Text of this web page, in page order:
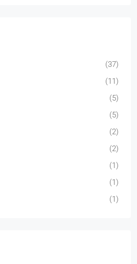
(37)
(11)
(5)
(5)
(2)
(2)
(1)
(1)
(1)